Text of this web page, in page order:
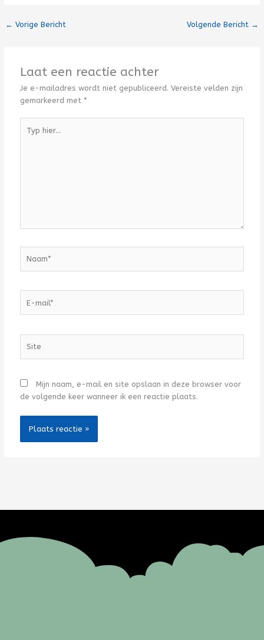
← Vorige Bericht Volgende Bericht →
Laat een reactie achter
Je e-mailadres wordt niet gepubliceerd. Vereiste velden zijn
gemarkeerd met *
hier...
mail*
Mijn naam, e-mail en site opslaan in deze browser voor
de volgende keer wanneer ik een reactie plaats.